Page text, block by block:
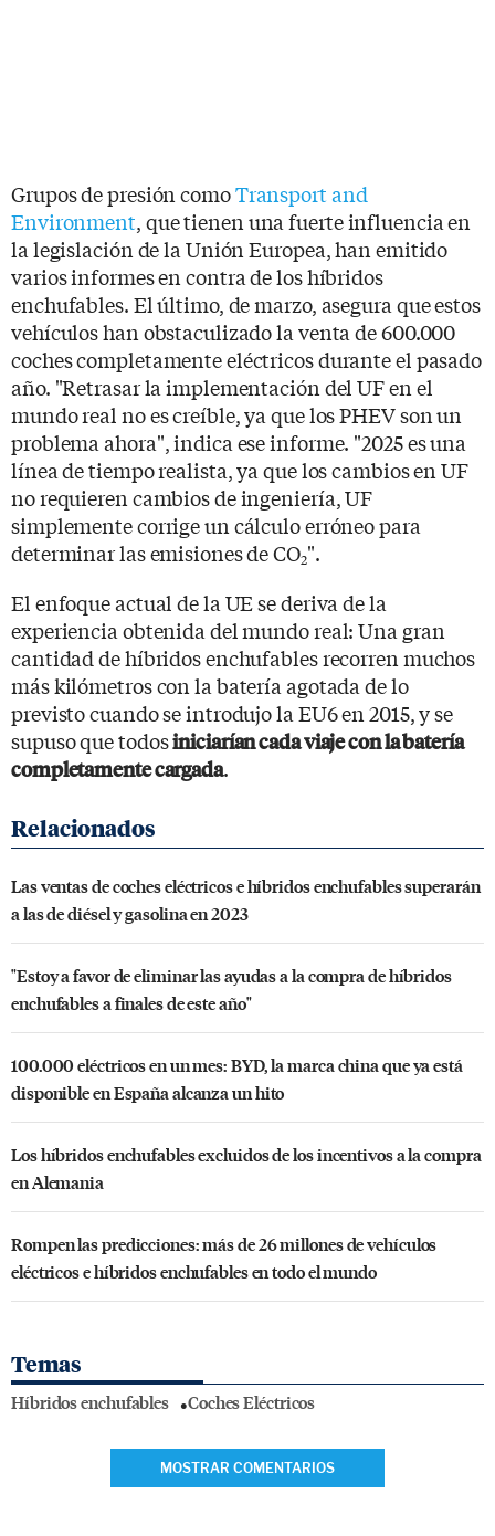
Grupos de presión comoTransport and
Environment, que tienen una fuerte influencia en
la legislación de la Unión Europea, han emitido
varios informes en contra de los híbridos
enchufables. El último, de marzo, asegura que estos
vehículos han obstaculizado la venta de 600.000
coches completamente eléctricos durante el pasado
año. "Retrasar la implementación del UF en el
mundo real no es creíble, ya que los PHEV son un
problema ahora", indica ese informe. "2025 es una
línea de tiempo realista, ya que los cambios en UF
no requieren cambios de ingeniería, UF
simplemente corrige un cálculo erróneo para
determinar las emisiones de CO2".
El enfoque actual de la UE se deriva de la
experiencia obtenida del mundo real: Una gran
cantidad de híbridos enchufables recorren muchos
más kilómetros con la batería agotada de lo
previsto cuando se introdujo la EU6 en 2015, y se
supuso que todosiniciarían cada viaje con la batería
completamente cargada.
Las ventas de coches eléctricos e híbridos enchufables superarán
a las de diésel y gasolina en 2023
"Estoy a favor de eliminar las ayudas a la compra de híbridos
enchufables a finales de este año"
100.000 eléctricos en un mes: BYD, la marca china que ya está
disponible en España alcanza un hito
Los híbridos enchufables excluidos de los incentivos a la compra
en Alemania
Rompen las predicciones: más de 26 millones de vehículos
eléctricos e híbridos enchufables en todo el mundo
Temas
Híbridos enchufables Coches Eléctricos
MOSTRAR COMENTARIOS